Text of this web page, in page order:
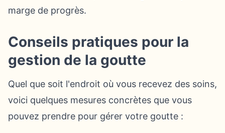
marge de progrès.
Conseils pratiques pour la
gestion de la goutte
Quel que soit l'endroit où vous recevez des soins,
voici quelques mesures concrètes que vous
pouvez prendre pour gérer votre goutte :